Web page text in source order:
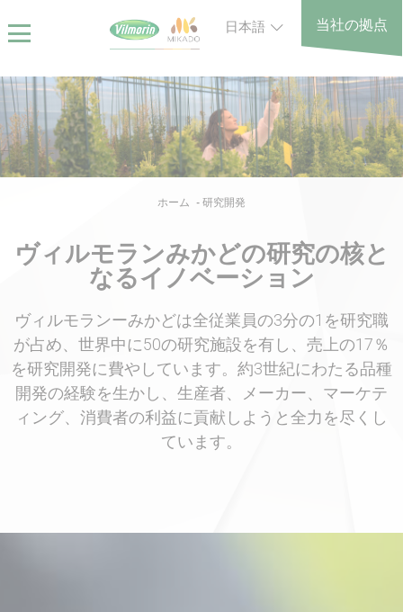
to
content
日本語 当社の拠点
ホーム 研究開発
ヴィルモランみかどの研究の核と
なるイノベーション
ヴィルモランーみかどは全従業員の3分の1を研究職
が占め、世界中に50の研究施設を有し、売上の17％
を研究開発に費やしています。約3世紀にわたる品種
開発の経験を生かし、生産者、メーカー、マーケテ
ィング、消費者の利益に貢献しようと全力を尽くし
ています。